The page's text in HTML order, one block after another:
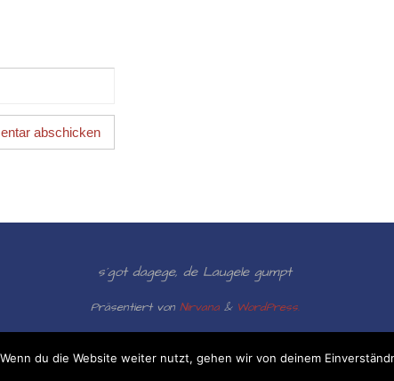
s´got dagege, de Laugele gumpt
Präsentiert von Nirvana& WordPress.
du die Website weiter nutzt, gehen wir von deinem